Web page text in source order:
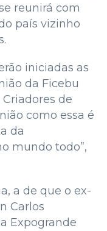
reunirá com
país vizinho
iniciadas as
da Ficebu
de
como essa é
da
mundo todo”,
a de que o ex-
Carlos
Expogrande